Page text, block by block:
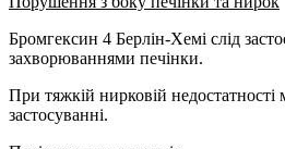
Бромгексин 4 Берлін-Хемі слід
захворюваннями печінки.
При тяжкій нирковій
застосуванні.